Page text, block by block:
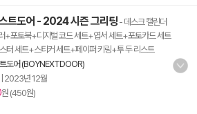
트도어 - 2024 시즌 그리팅 - 데스크 캘린더
+포토북+디지털 코드 세트+엽서 세트+포토카드 세트
터 세트+스티커 세트+페이퍼 키링+투 두 리스트
도어 (BOYNEXTDOOR)
2023년 12월
원 (450원)